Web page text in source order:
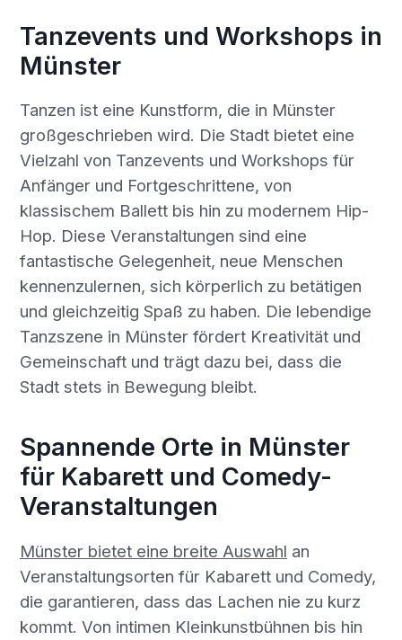
Tanzevents und Workshops in
Münster
Tanzen ist eine Kunstform, die in Münster
großgeschrieben wird. Die Stadt bietet eine
Vielzahl von Tanzevents und Workshops für
Anfänger und Fortgeschrittene, von
klassischem Ballett bis hin zu modernem Hip-
Hop. Diese Veranstaltungen sind eine
fantastische Gelegenheit, neue Menschen
kennenzulernen, sich körperlich zu betätigen
und gleichzeitig Spaß zu haben. Die lebendige
Tanzszene in Münster fördert Kreativität und
Gemeinschaft und trägt dazu bei, dass die
Stadt stets in Bewegung bleibt.
Spannende Orte in Münster
für Kabarett und Comedy-
Veranstaltungen
Münster bietet eine breite Auswahl an
Veranstaltungsorten für Kabarett und Comedy,
die garantieren, dass das Lachen nie zu kurz
kommt. Von intimen Kleinkunstbühnen bis hin